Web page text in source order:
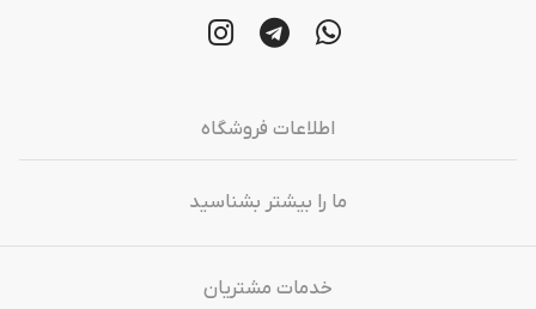
اطلاعات فروشگاه
ما را بیشتر بشناسید
خدمات مشتریان